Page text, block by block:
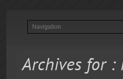
Archives for :